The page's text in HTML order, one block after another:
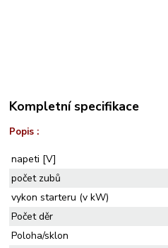
Kompletní specifikace
Popis :
napeti [V]
počet zubů
vykon starteru (v kW)
Počet děr
Poloha/sklon